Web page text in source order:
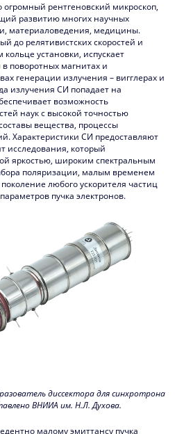
рентгеновский микроскоп,
развитию многих научных
материаловедения, медицины.
до релятивистских скоростей и
установки, испускает
поворотных магнитах и
генерации излучения – вигглерах и
излучения СИ попадает на
возможность
наук с высокой точностью
вещества, процессы
Характеристики СИ предоставляют
исследования, который
яркостью, широким спектральным
поляризации, малым временем
любого ускорителя частиц
пучка электронов.
диссектора для синхротрона
ВНИИА им. Н.Л. Духова.
малому эмиттансу пучка